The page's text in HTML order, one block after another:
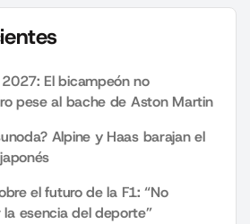
El bicampeón no
pese al bache de Aston Martin
Alpine y Haas barajan el
el futuro de la F1: “No
esencia del deporte”